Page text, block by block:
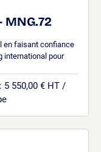
en faisant confiance
international pour
: 5 550,00 € HT /